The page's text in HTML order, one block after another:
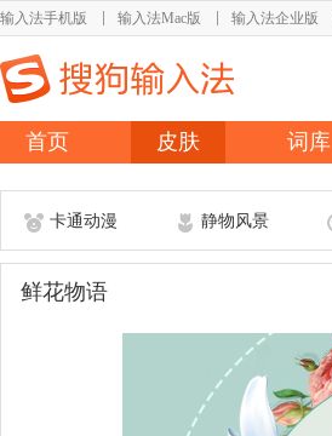
输入法手机版 输入法Mac版 输入法企业版
首页 皮肤 词库
卡通动漫 静物风景
鲜花物语